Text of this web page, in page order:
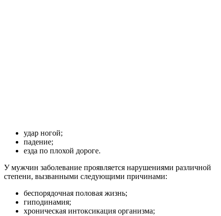
удар ногой;
падение;
езда по плохой дороге.
У мужчин заболевание проявляется нарушениями различной
степени, вызванными следующими причинами:
беспорядочная половая жизнь;
гиподинамия;
хроническая интоксикация организма;